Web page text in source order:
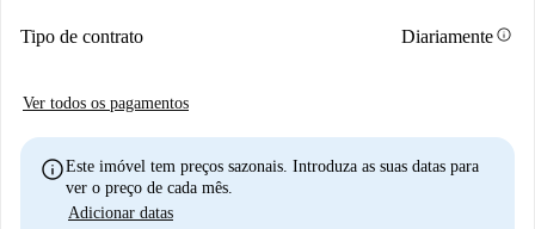
Tipo de contrato Diariamenteinfo
Ver todos os pagamentos
infoEste imóvel tem preços sazonais. Introduza as suas datas para
ver o preço de cada mês.
Adicionar datas